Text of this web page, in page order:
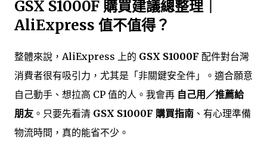
GSX S1000F 購買建議總整理｜
AliExpress 值不值得？
整體來說，AliExpress 上的 GSX S1000F 配件對台灣
消費者很有吸引力，尤其是「非關鍵安全件」。適合願意
自己動手、想拉高 CP 值的人。我會再 自己用／推薦給
朋友 。只要先看清 GSX S1000F 購買指南 、有心理準備
物流時間，真的能省不少。